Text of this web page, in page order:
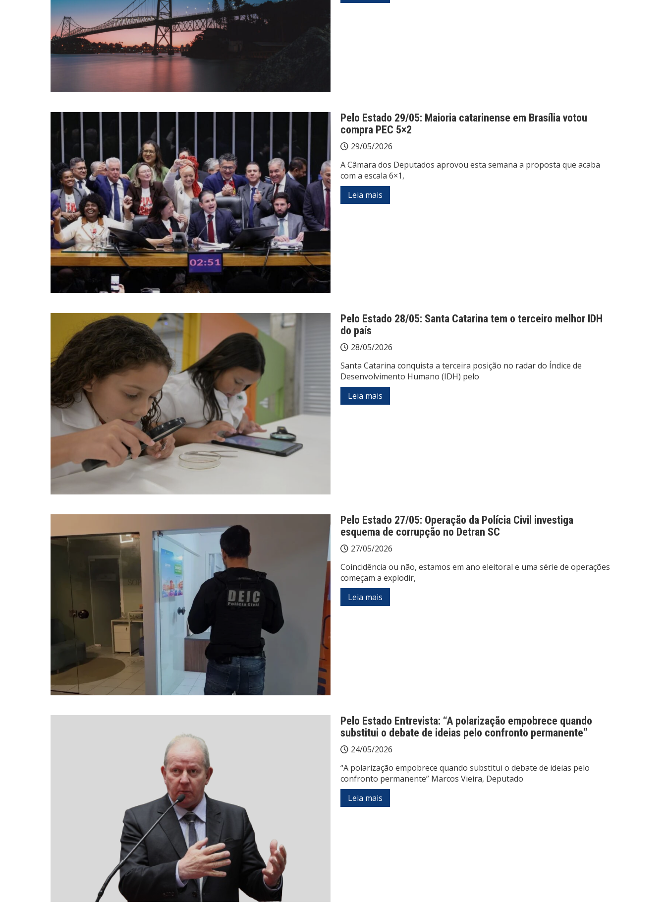
Pelo Estado 29/05: Maioria catarinense em Brasília votou
compra PEC 5×2
29/05/2026
A Câmara dos Deputados aprovou esta semana a proposta que acaba
com a escala 6×1,
Leia mais
Pelo Estado 28/05: Santa Catarina tem o terceiro melhor IDH
do país
28/05/2026
Santa Catarina conquista a terceira posição no radar do Índice de
Desenvolvimento Humano (IDH) pelo
Leia mais
Pelo Estado 27/05: Operação da Polícia Civil investiga
esquema de corrupção no Detran SC
27/05/2026
Coincidência ou não, estamos em ano eleitoral e uma série de operações
começam a explodir,
Leia mais
Pelo Estado Entrevista: “A polarização empobrece quando
substitui o debate de ideias pelo confronto permanente”
24/05/2026
“A polarização empobrece quando substitui o debate de ideias pelo
confronto permanente” Marcos Vieira, Deputado
Leia mais